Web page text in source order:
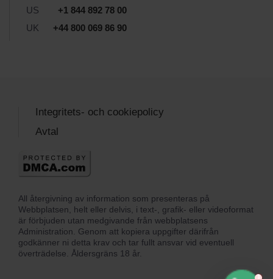
US
+1 844 892 78 00
UK
+44 800 069 86 90
All återgivning av information som presenteras på
Webbplatsen, helt eller delvis, i text-, grafik- eller videoformat
är förbjuden utan medgivande från webbplatsens
Administration. Genom att kopiera uppgifter därifrån
godkänner ni detta krav och tar fullt ansvar vid eventuell
överträdelse. Åldersgräns 18 år.
Integritets- och cookiepolicy
Avtal